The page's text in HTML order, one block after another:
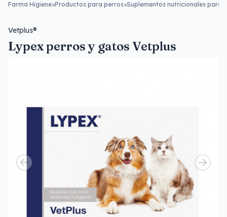
Farma Higiene>Productos para perros>Suplementos nutricionales para
Vetplus®
Lypex perros y gatos Vetplus